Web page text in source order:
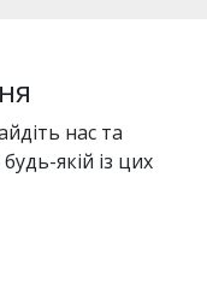
нас та
якій із цих